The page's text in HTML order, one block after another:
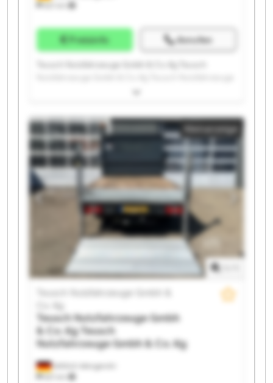
621 km
Preisinfo Anrufen
Teusch Nutzfahrzeuge Gmbh & Co. Kg Teusch
Gmbh & Co. Kg Teusch Nutzfahrzeuge Gmbh & Co. Kg
Nutzfahrzeuge Gmbh & Co. Kg Teusch Nutzfahrzeuge
Gmbh & Co. Kg Teusch Nutzfahrzeuge Gmbh & Co. Kg
Teusch Nutzfahrzeuge Gmbh & Co. Kg Teusch
Nutzfahrzeuge Gmbh & Co. Kg Teusch Nutzfahrzeuge
Gmbh & Co. Kg Teusch Nutzfahrzeuge Gmbh & Co. Kg
Teusch Nutzfahrzeuge Gmbh & Co. Kg Teusch
Nutzfahrzeuge Gmbh & Co. Kg Teusch Nutzfahrzeuge
Gmbh & Co. Kg Teusch Nutzfahrzeuge Gmbh & Co. Kg
Teusch Nutzfahrzeuge Gmbh & Co. Kg Teusch
Nutzfahrzeuge Gmbh & Co. Kg Teusch Nutzfahrzeuge
Gmbh & Co. Kg Teusch Nutzfahrzeuge Gmbh & Co. Kg
Kleinanzeige
Wittlich-Wengerohr
621 km
Teusch Nutzfahrzeuge Gmbh &
Teusch Nutzfahrzeuge Gmbh
& Co. Kg Teusch
Nutzfahrzeuge Gmbh & Co. Kg